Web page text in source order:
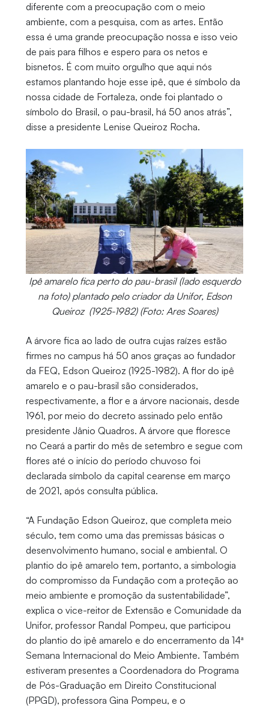
diferente com a preocupação com o meio
ambiente, com a pesquisa, com as artes. Então
essa é uma grande preocupação nossa e isso veio
de pais para filhos e espero para os netos e
bisnetos. É com muito orgulho que aqui nós
estamos plantando hoje esse ipê, que é símbolo da
nossa cidade de Fortaleza, onde foi plantado o
símbolo do Brasil, o pau-brasil, há 50 anos atrás”,
disse a presidente Lenise Queiroz Rocha.
Ipê amarelo fica perto do pau-brasil (lado esquerdo
na foto) plantado pelo criador da Unifor, Edson
Queiroz (1925-1982) (Foto: Ares Soares)
A árvore fica ao lado de outra cujas raízes estão
firmes no campus há 50 anos graças ao fundador
da FEQ, Edson Queiroz (1925-1982). A flor do ipê
amarelo e o pau-brasil são considerados,
respectivamente, a flor e a árvore nacionais, desde
1961, por meio do decreto assinado pelo então
presidente Jânio Quadros. A árvore que floresce
no Ceará a partir do mês de setembro e segue com
flores até o início do período chuvoso foi
declarada símbolo da capital cearense em março
de 2021, após consulta pública.
“A Fundação Edson Queiroz, que completa meio
século, tem como uma das premissas básicas o
desenvolvimento humano, social e ambiental. O
plantio do ipê amarelo tem, portanto, a simbologia
do compromisso da Fundação com a proteção ao
meio ambiente e promoção da sustentabilidade”,
explica o vice-reitor de Extensão e Comunidade da
Unifor, professor Randal Pompeu, que participou
do plantio do ipê amarelo e do encerramento da 14ª
Semana Internacional do Meio Ambiente. Também
estiveram presentes a Coordenadora do Programa
de Pós-Graduação em Direito Constitucional
(PPGD), professora Gina Pompeu, e o